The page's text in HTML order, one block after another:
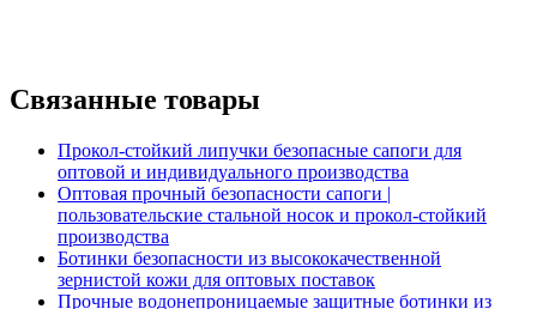
Связанные товары
Прокол-стойкий липучки безопасные сапоги для
оптовой и индивидуального производства
Оптовая прочный безопасности сапоги |
пользовательские стальной носок и прокол-стойкий
производства
Ботинки безопасности из высококачественной
зернистой кожи для оптовых поставок
Прочные водонепроницаемые защитные ботинки из